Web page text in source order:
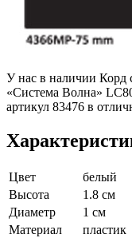
У нас в наличии
«Система Волна»
артикул 83476 в
Цвет
белый
Высота
1.8 см
Диаметр
1 см
Материал
пластик